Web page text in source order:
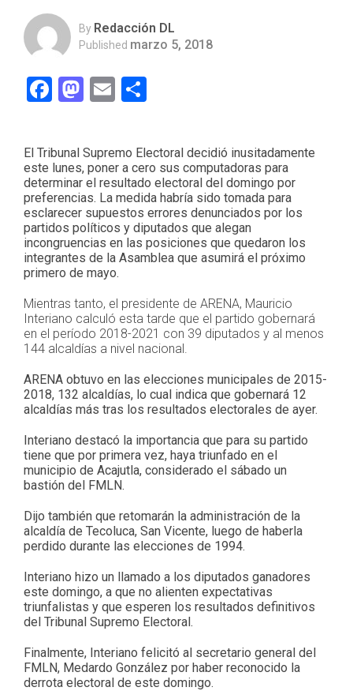
By Redacción DL
Published marzo 5, 2018
Facebook
Mastodon
Email
El Tribunal Supremo Electoral decidió inusitadamente
este lunes, poner a cero sus computadoras para
determinar el resultado electoral del domingo por
preferencias. La medida habría sido tomada para
esclarecer supuestos errores denunciados por los
partidos políticos y diputados que alegan
incongruencias en las posiciones que quedaron los
integrantes de la Asamblea que asumirá el próximo
primero de mayo.
Mientras tanto, el presidente de ARENA, Mauricio
Interiano calculó esta tarde que el partido gobernará
en el período 2018-2021 con 39 diputados y al menos
144 alcaldías a nivel nacional.
ARENA obtuvo en las elecciones municipales de 2015-
2018, 132 alcaldías, lo cual indica que gobernará 12
alcaldías más tras los resultados electorales de ayer.
Interiano destacó la importancia que para su partido
tiene que por primera vez, haya triunfado en el
municipio de Acajutla, considerado el sábado un
bastión del FMLN.
Dijo también que retomarán la administración de la
alcaldía de Tecoluca, San Vicente, luego de haberla
perdido durante las elecciones de 1994.
Interiano hizo un llamado a los diputados ganadores
este domingo, a que no alienten expectativas
triunfalistas y que esperen los resultados definitivos
del Tribunal Supremo Electoral.
Finalmente, Interiano felicitó al secretario general del
FMLN, Medardo González por haber reconocido la
derrota electoral de este domingo.